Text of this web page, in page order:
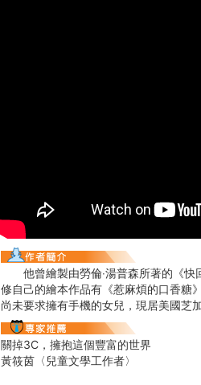
他曾繪製由勞倫‧湯普森所著的《快
修自己的繪本作品有《惹麻煩的口香
尚未要求擁有手機的女兒，現居美國芝
關掉3C，擁抱這個豐富的世界
黃筱茵〈兒童文學工作者〉